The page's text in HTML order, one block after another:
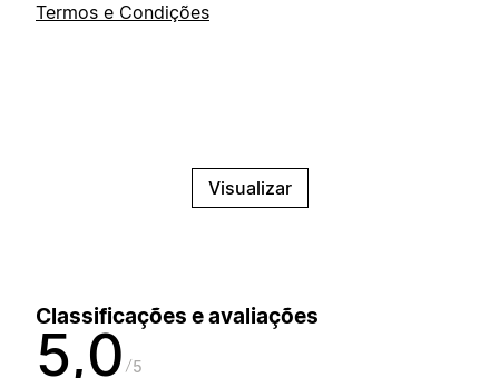
Termos e Condições
Visualizar
Classificações e avaliações
5,0 5